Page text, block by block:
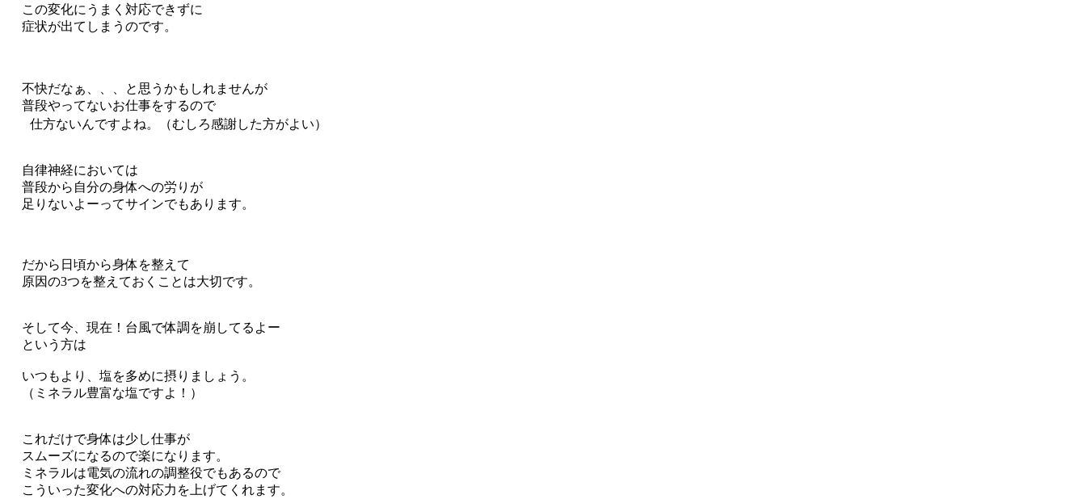
この変化にうまく対応できずに
症状が出てしまうのです。
不快だなぁ、、、と思うかもしれませんが
普段やってないお仕事をするので
仕方ないんですよね。（むしろ感謝した方がよい）
自律神経においては
普段から自分の身体への労りが
足りないよーってサインでもあります。
だから日頃から身体を整えて
原因の3つを整えておくことは大切です。
そして今、現在！台風で体調を崩してるよー
という方は
いつもより、塩を多めに摂りましょう。
（ミネラル豊富な塩ですよ！）
これだけで身体は少し仕事が
スムーズになるので楽になります。
ミネラルは電気の流れの調整役でもあるので
こういった変化への対応力を上げてくれます。